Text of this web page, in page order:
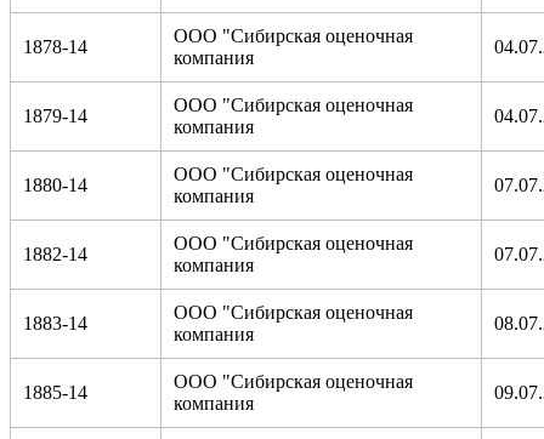
1878-14
ООО "Сибирская оценочная
компания
1879-14
ООО "Сибирская оценочная
компания
1880-14
ООО "Сибирская оценочная
компания
1882-14
ООО "Сибирская оценочная
компания
1883-14
ООО "Сибирская оценочная
компания
1885-14
ООО "Сибирская оценочная
компания